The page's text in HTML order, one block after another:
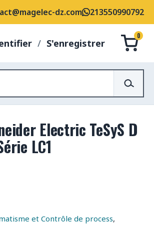
dz.com 213550990792
/ S'enregistrer
0
Electric TeSyS D
LC1
et Contrôle de process,